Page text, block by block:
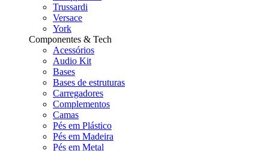
Trussardi
Versace
York
Componentes & Tech
Acessórios
Audio Kit
Bases
Bases de estruturas
Carregadores
Complementos
Camas
Pés em Plástico
Pés em Madeira
Pés em Metal